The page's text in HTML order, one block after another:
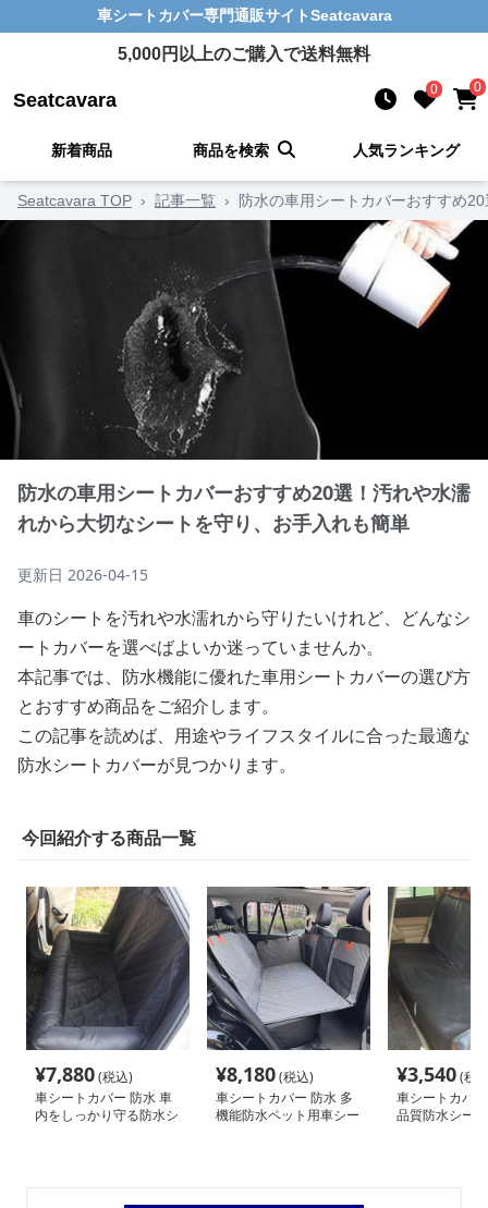
車シートカバー専門通販サイトSeatcavara
5,000円以上のご購入で送料無料
Seatcavara 0 0
新着商品 商品を検索 人気ランキング
Seatcavara TOP › 記事一覧 › 防水の車用シートカバーおすすめ
防水の車用シートカバーおすすめ20選！汚れや水濡
れから大切なシートを守り、お手入れも簡単
更新日 2026-04-15
車のシートを汚れや水濡れから守りたいけれど、どんなシ
ートカバーを選べばよいか迷っていませんか。
本記事では、防水機能に優れた車用シートカバーの選び方
とおすすめ商品をご紹介します。
この記事を読めば、用途やライフスタイルに合った最適な
防水シートカバーが見つかります。
今回紹介する商品一覧
¥7,880(税込)
車シートカバー 防水 車
内をしっかり守る防水シ
¥8,180(税込)
車シートカバー 防水 多
機能防水ペット用車シー
¥3,540(税
車シートカバ
品質防水シー